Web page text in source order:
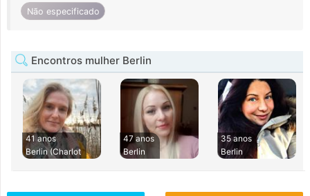
Não especificado
Encontros mulher Berlin
41 anos
Berlin (Charlot
47 anos
Berlin
35 anos
Berlin